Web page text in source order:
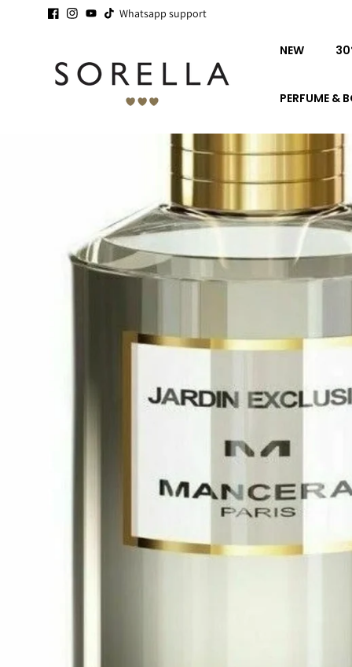
Ga naar
de Whatsapp support
16 YEARS SORELLA - STAPELSALEIS STARTING -
NEW
PERFUME &